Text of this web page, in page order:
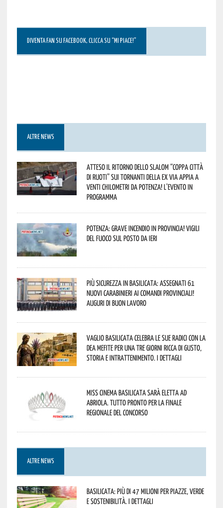
DIVENTA FAN SU FACEBOOK, CLICCA SU “MI PIACE!”
ALTRE NEWS
Atteso il ritorno dello slalom “Coppa Città
di Ruoti” sui tornanti della ex via Appia a
venti chilometri da Potenza! L’evento in
programma
Potenza: grave incendio in Provincia! Vigili
del fuoco sul posto da ieri
Più sicurezza in Basilicata: assegnati 61
nuovi Carabinieri ai Comandi provinciali!
Auguri di buon lavoro
Vaglio Basilicata celebra le sue radici con la
Dea Mefite per una tre giorni ricca di gusto,
storia e intrattenimento. I dettagli
Miss Cinema Basilicata sarà eletta ad
Abriola. Tutto pronto per la finale
regionale del concorso
ALTRE NEWS
Basilicata: più di 47 milioni per piazze, verde
e sostenibilità. I dettagli